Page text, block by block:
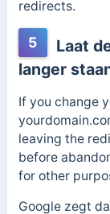
redirects.
5
Laat
langer
If you change
leaving the
before
for other
Google zegt